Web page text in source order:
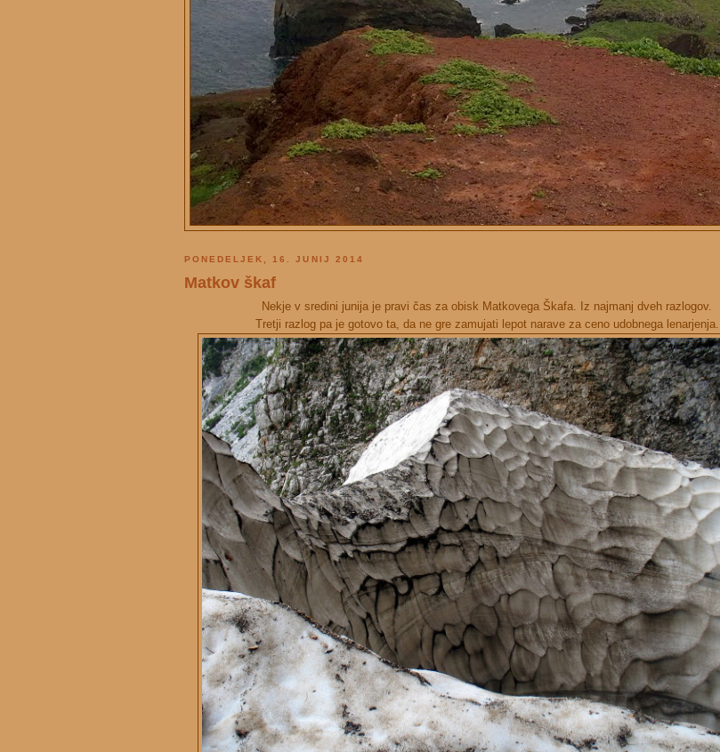
PONEDELJEK, 16. JUNIJ 2014
Matkov škaf
Nekje v sredini junija je pravi čas za obisk Matkovega Škafa. Iz najmanj dveh razlogov.
Tretji razlog pa je gotovo ta, da ne gre zamujati lepot narave za ceno udobnega lenarjenja.